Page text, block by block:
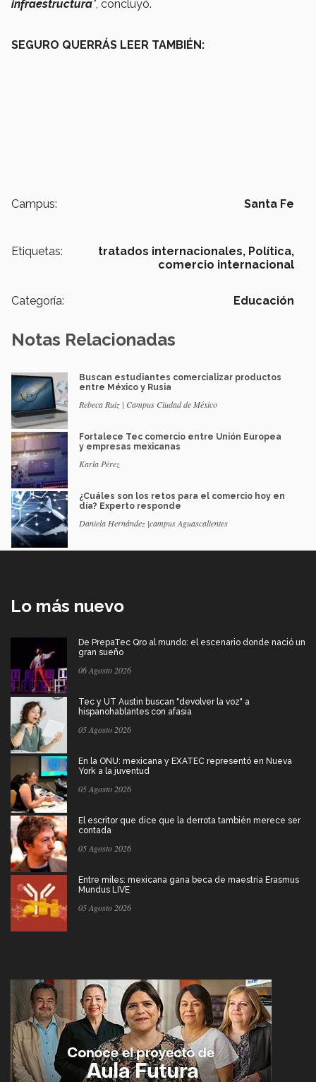
infraestructura”, concluyó.
SEGURO QUERRÁS LEER TAMBIÉN:
Campus: Santa Fe
Etiquetas: tratados internacionales, Política,
comercio internacional
Categoría: Educación
Notas Relacionadas
Buscan estudiantes comercializar productos
entre México y Rusia
Rebeca Ruiz | Campus Ciudad de México
Fortalece Tec comercio entre Unión Europea
y empresas mexicanas
Karla Pérez
¿Cuáles son los retos para el comercio hoy en
día? Experto responde
Daniela Hernández |campus Aguascalientes
Lo más nuevo
De PrepaTec Qro al mundo: el escenario donde nació un
gran sueño
06 Agosto 2026
Tec y UT Austin buscan "devolver la voz" a
hispanohablantes con afasia
05 Agosto 2026
En la ONU: mexicana y EXATEC representó en Nueva
York a la juventud
05 Agosto 2026
El escritor que dice que la derrota también merece ser
contada
05 Agosto 2026
Entre miles: mexicana gana beca de maestría Erasmus
Mundus LIVE
05 Agosto 2026